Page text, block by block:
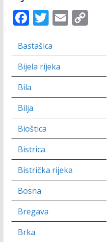
F
e
b
o
o
k
T
itt
er
E C
Li
n
k
Bastašica
Bijela rijeka
Bila
Bilja
Bioštica
Bistrica
Bistrička rijeka
Bosna
Bregava
Brka